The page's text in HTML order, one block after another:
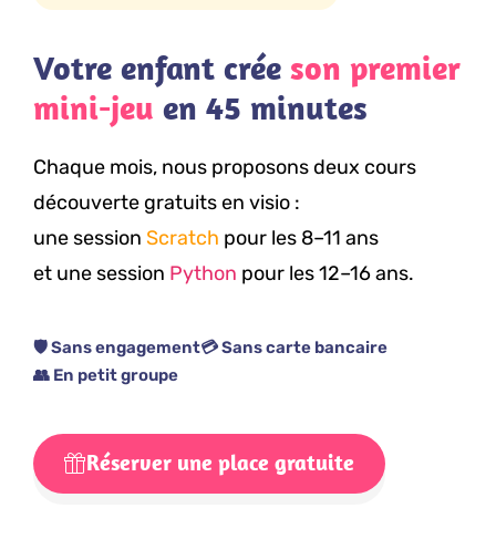
Votre enfant crée son premier
mini-jeu en 45 minutes
Chaque mois, nous proposons deux cours
découverte gratuits en visio :
une session Scratch pour les 8–11 ans
et une session Python pour les 12–16 ans.
🛡️ Sans engagement💳 Sans carte bancaire
👥 En petit groupe
Réserver une place gratuite